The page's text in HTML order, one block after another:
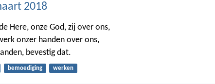
2018
Here, onze God, zij over ons,
onzer handen over ons,
bevestig dat.
bemoediging werken